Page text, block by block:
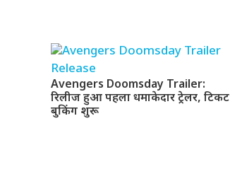
Avengers Doomsday Trailer:
रिलीज हुआ पहला धमाकेदार ट्रेलर, टिकट
बुकिंग शुरू